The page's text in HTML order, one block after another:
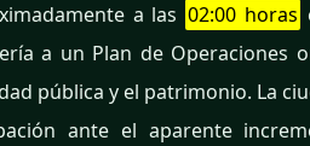
a las 02:00 horas
a un Plan de Operaciones
pública y el patrimonio. La
ante el aparente